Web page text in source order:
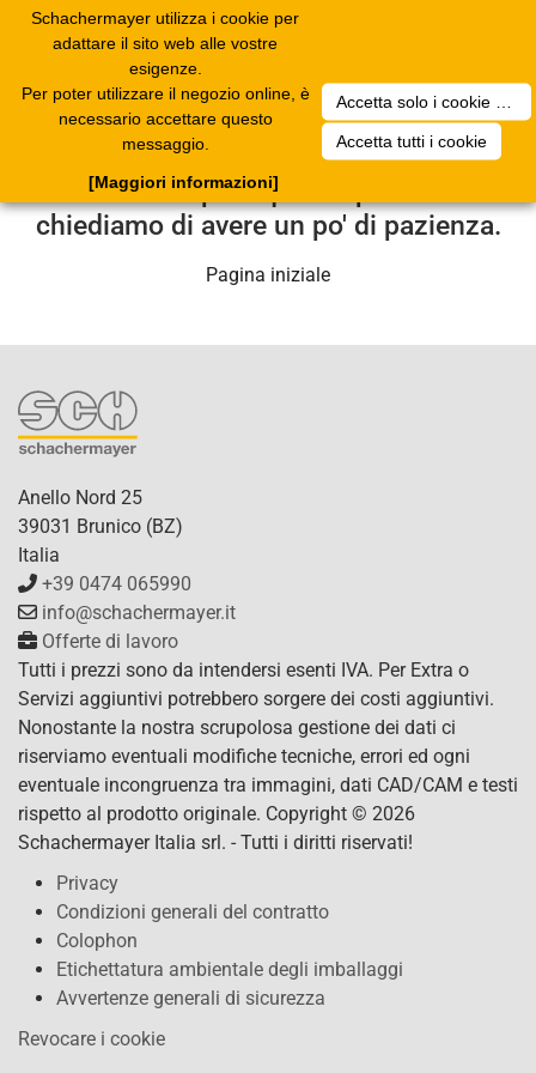
Schachermayer utilizza i cookie per
adattare il sito web alle vostre
esigenze.
Per poter utilizzare il negozio online, è
necessario accettare questo
messaggio.
Accetta tutti i cookie
[Maggiori informazioni]
Purtroppo si è verificato un errore
tecnico. Il nostro centro di assistenza
se ne occuperà quanto prima. Le
chiediamo di avere un po' di pazienza.
Pagina iniziale
Anello Nord 25
39031 Brunico (BZ)
Italia
+39 0474 065990
info@schachermayer.it
Offerte di lavoro
Tutti i prezzi sono da intendersi esenti IVA. Per Extra o
Servizi aggiuntivi potrebbero sorgere dei costi aggiuntivi.
Nonostante la nostra scrupolosa gestione dei dati ci
riserviamo eventuali modifiche tecniche, errori ed ogni
eventuale incongruenza tra immagini, dati CAD/CAM e testi
rispetto al prodotto originale. Copyright © 2026
Schachermayer Italia srl. - Tutti i diritti riservati!
Privacy
Condizioni generali del contratto
Colophon
Etichettatura ambientale degli imballaggi
Avvertenze generali di sicurezza
Revocare i cookie